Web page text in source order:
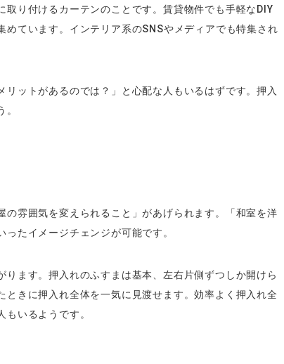
り付けるカーテンのことです。賃貸物件でも手軽なDIY
ています。インテリア系のSNSやメディアでも特集され
ットがあるのでは？」と心配な人もいるはずです。押入
雰囲気を変えられること」があげられます。「和室を洋
たイメージチェンジが可能です。
ます。押入れのふすまは基本、左右片側ずつしか開けら
きに押入れ全体を一気に見渡せます。効率よく押入れ全
いるようです。